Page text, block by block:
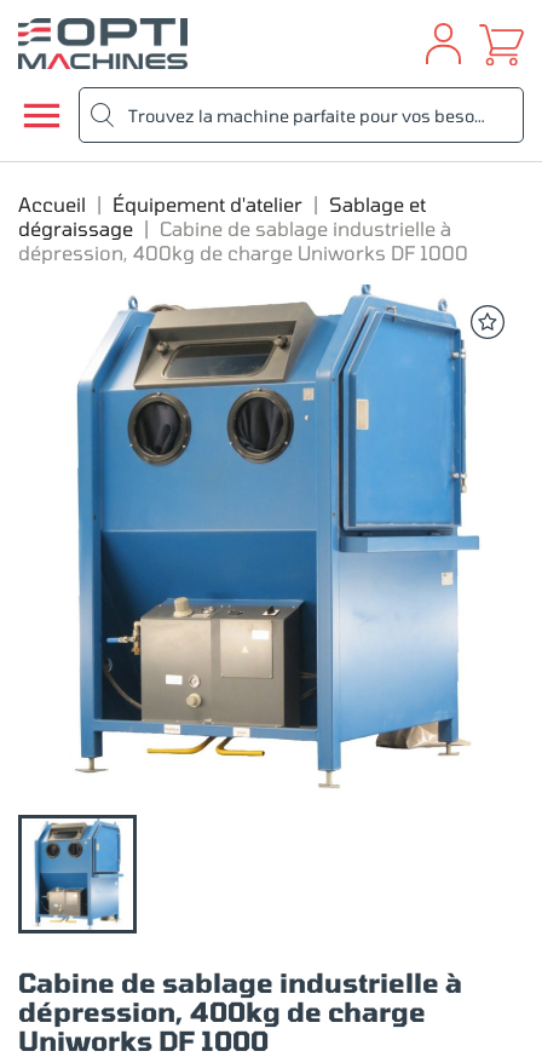

Accueil Équipement d'atelier
Sablage et
dégraissage
Cabine de sablage industrielle à
dépression, 400kg de charge Uniworks DF 1000
Cabine de sablage industrielle à
dépression, 400kg de charge
Uniworks DF 1000